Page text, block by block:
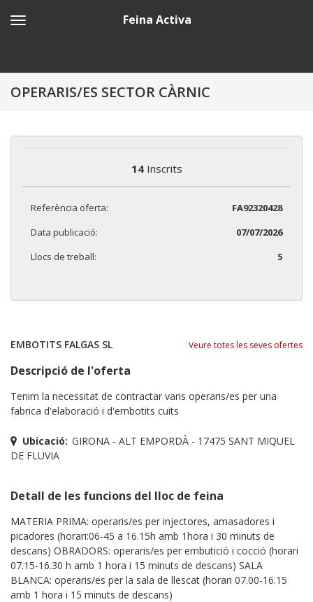
Feina Activa
OPERARIS/ES SECTOR CÀRNIC
14Inscrits
Referència oferta:
FA92320428
Data publicació:
07/07/2026
Llocs de treball:
5
EMBOTITS FALGAS SL Veure totes les seves ofertes
Descripció de l'oferta
Tenim la necessitat de contractar varis operaris/es per una
fabrica d'elaboració i d'embotits cuits
Ubicació: GIRONA - ALT EMPORDÀ - 17475 SANT MIQUEL
DE FLUVIA
Detall de les funcions del lloc de feina
MATERIA PRIMA: operaris/es per injectores, amasadores i
picadores (horari:06-45 a 16.15h amb 1hora i 30 minuts de
descans) OBRADORS: operaris/es per embutició i cocció (horari
07.15-16.30 h amb 1 hora i 15 minuts de descans) SALA
BLANCA: operaris/es per la sala de llescat (horari 07.00-16.15
amb 1 hora i 15 minuts de descans)